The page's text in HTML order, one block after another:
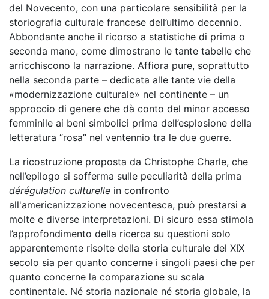
del Novecento, con una particolare sensibilità per la
storiografia culturale francese dell’ultimo decennio.
Abbondante anche il ricorso a statistiche di prima o
seconda mano, come dimostrano le tante tabelle che
arricchiscono la narrazione. Affiora pure, soprattutto
nella seconda parte – dedicata alle tante vie della
«modernizzazione culturale» nel continente – un
approccio di genere che dà conto del minor accesso
femminile ai beni simbolici prima dell’esplosione della
letteratura “rosa” nel ventennio tra le due guerre.
La ricostruzione proposta da Christophe Charle, che
nell’epilogo si sofferma sulle peculiarità della prima
dérégulation culturelle in confronto
all'americanizzazione novecentesca, può prestarsi a
molte e diverse interpretazioni. Di sicuro essa stimola
l’approfondimento della ricerca su questioni solo
apparentemente risolte della storia culturale del XIX
secolo sia per quanto concerne i singoli paesi che per
quanto concerne la comparazione su scala
continentale. Né storia nazionale né storia globale, la